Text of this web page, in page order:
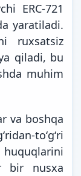
ERC-721
yaratiladi.
ruxsatsiz
qiladi, bu
muhim
va boshqa
toʻgʻri
bir nusxa